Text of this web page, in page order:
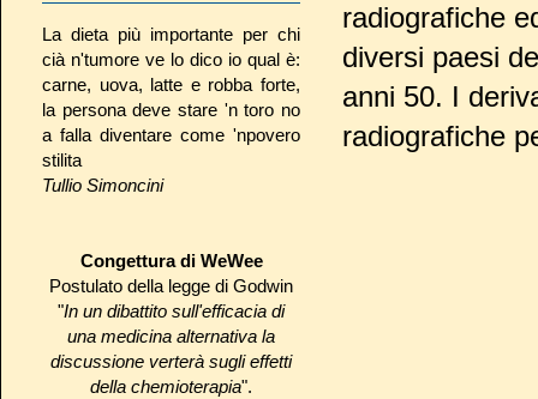
radiografiche
diversi paesi
anni 50. I
radiografiche
La dieta più importante per chi
cià n'tumore ve lo dico io qual è:
carne, uova, latte e robba forte,
la persona deve stare 'n toro no
a falla diventare come 'npovero
stilita
Tullio Simoncini
Congettura di WeWee
Postulato della legge di Godwin
"In un dibattito sull'efficacia di
una medicina alternativa la
discussione verterà sugli effetti
della chemioterapia".